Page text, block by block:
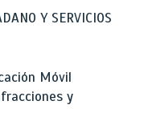
Y SERVICIOS
Móvil
y